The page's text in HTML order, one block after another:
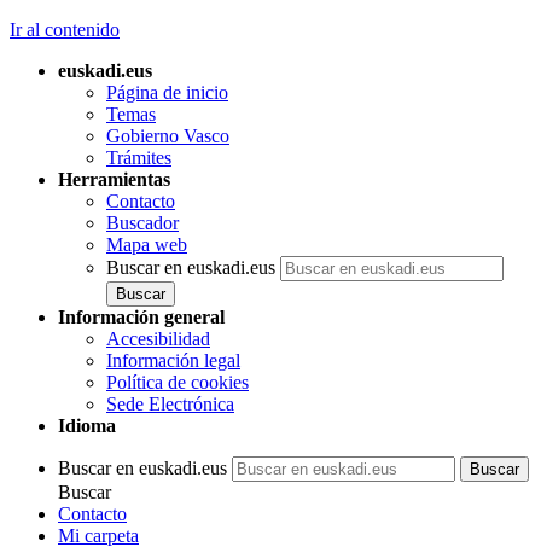
Ir al contenido
euskadi.eus
Página de inicio
Temas
Gobierno Vasco
Trámites
Herramientas
Contacto
Buscador
Mapa web
Buscar en euskadi.eus
Información general
Accesibilidad
Información legal
Política de cookies
Sede Electrónica
Idioma
Buscar en euskadi.eus
Buscar
Contacto
Mi carpeta